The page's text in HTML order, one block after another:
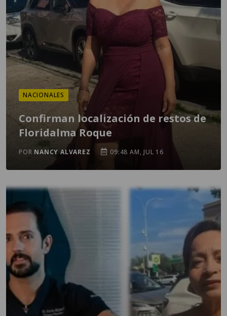
NACIONALES
Confirman localización de restos de
Floridalma Roque
POR NANCY ALVAREZ 09:48 AM, JUL 16